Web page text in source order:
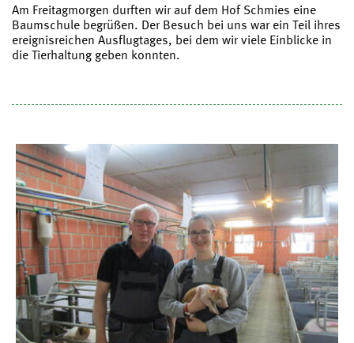
Am Freitagmorgen durften wir auf dem Hof Schmies eine
Baumschule begrüßen. Der Besuch bei uns war ein Teil ihres
ereignisreichen Ausflugtages, bei dem wir viele Einblicke in
die Tierhaltung geben konnten.